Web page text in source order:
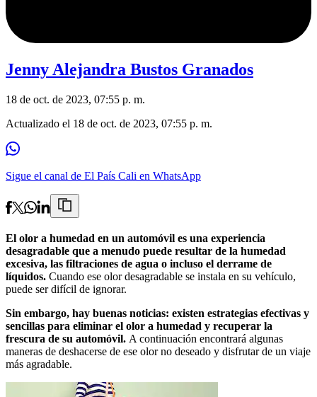
Jenny Alejandra Bustos Granados
18 de oct. de 2023, 07:55 p. m.
Actualizado el 18 de oct. de 2023, 07:55 p. m.
Sigue el canal de El País Cali en WhatsApp
El olor a humedad en un automóvil es una experiencia
desagradable que a menudo puede resultar de la humedad
excesiva, las filtraciones de agua o incluso el derrame de
líquidos. Cuando ese olor desagradable se instala en su vehículo,
puede ser difícil de ignorar.
Sin embargo, hay buenas noticias: existen estrategias efectivas y
sencillas para eliminar el olor a humedad y recuperar la
frescura de su automóvil. A continuación encontrará algunas
maneras de deshacerse de ese olor no deseado y disfrutar de un viaje
más agradable.